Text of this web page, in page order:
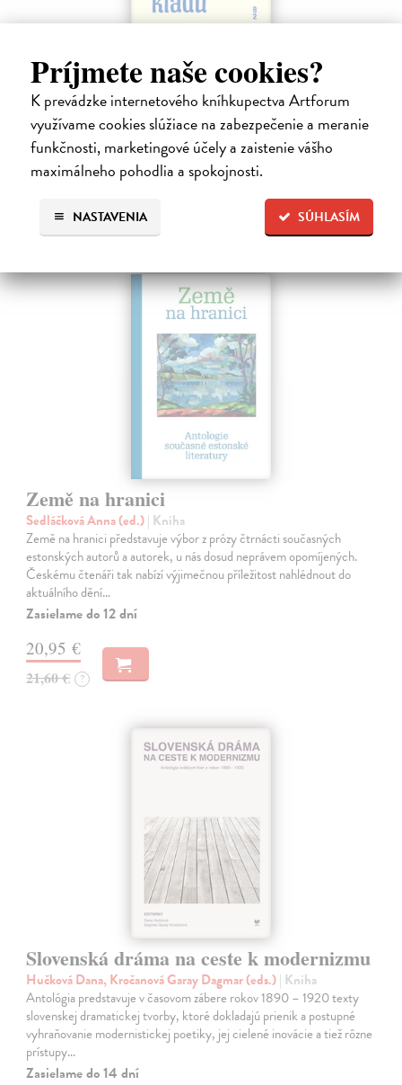
Príjmete naše cookies?
K prevádzke internetového kníhkupectva Artforum
využívame cookies slúžiace na zabezpečenie a meranie
funkčnosti, marketingové účely a zaistenie vášho
maximálneho pohodlia a spokojnosti.
SÚHLASÍM
NASTAVENIA
Hečko Blahoslav| Kniha
„Nádherná kniha o úskaliach prekladateľského remesla a bohatstve
nášho jazyka.“ Adam Berka, vydavateľ Blahoslav Hečko (*1915 Suchá
nad Parnou – †2002 Bratislava) je jedny´m z najvy´znamnejších
slovensky´ch,…
Na sklade
Země na hranici
Sedláčková Anna (ed.)| Kniha
Země na hranici představuje výbor z prózy čtrnácti současných
estonských autorů a autorek, u nás dosud neprávem opomíjených.
Českému čtenáři tak nabízí výjimečnou příležitost nahlédnout do
aktuálního dění…
Zasielame do 12 dní
20,95 €
21,60 € ?
Slovenská dráma na ceste k modernizmu
Hučková Dana, Kročanová Garay Dagmar (eds.)| Kniha
Antológia predstavuje v časovom zábere rokov 1890 – 1920 texty
slovenskej dramatickej tvorby, ktoré dokladajú prienik a postupné
vyhraňovanie modernistickej poetiky, jej cielené inovácie a tiež rôzne
prístupy…
Zasielame do 14 dní